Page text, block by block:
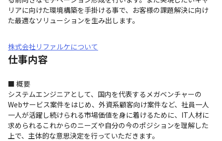
リアに向けた環境構築を手掛ける事で、お客様の課題解決に向け
た最適なソリューションを生み出します。
株式会社リファルケについて
仕事内容
■ 概要
システムエンジニアとして、国内を代表するメガベンチャーの
Webサービス案件をはじめ、外資系顧客向け案件など、社員一人
一人が活躍し続けられる市場価値を身に着けるために、IT人材に
求められるこれからのニーズや自分の今のポジションを理解した
上で、主体的な意思決定を行っていただきます。